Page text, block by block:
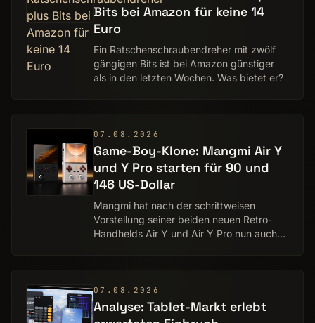
Bits bei Amazon für keine 14
Euro
Ein Ratschenschraubendreher mit zwölf
gängigen Bits ist bei Amazon günstiger
als in den letzten Wochen. Was bietet er?
07.08.2026
Game-Boy-Klone: Mangmi Air Y
und Y Pro starten für 90 und
146 US-Dollar
Mangmi hat nach der schrittweisen
Vorstellung seiner beiden neuen Retro-
Handhelds Air Y und Air Y Pro nun auch
07.08.2026
Analyse: Tablet-Markt erlebt